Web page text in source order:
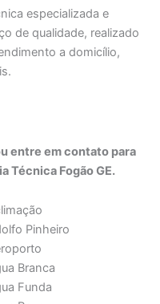
especializada e
de qualidade, realizado
a domicílio,
entre em contato para
Técnica Fogão GE.
Pinheiro
Branca
Funda